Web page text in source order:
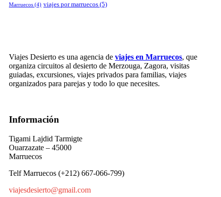
Marruecos (4) viajes por marruecos (5)
Viajes Desierto es una agencia de viajes en Marruecos, que
organiza circuitos al desierto de Merzouga, Zagora, visitas
guiadas, excursiones, viajes privados para familias, viajes
organizados para parejas y todo lo que necesites.
Información
Tigami Lajdid Tarmigte
Ouarzazate – 45000
Marruecos
Telf Marruecos (+212) 667-066-799)
viajesdesierto@gmail.com